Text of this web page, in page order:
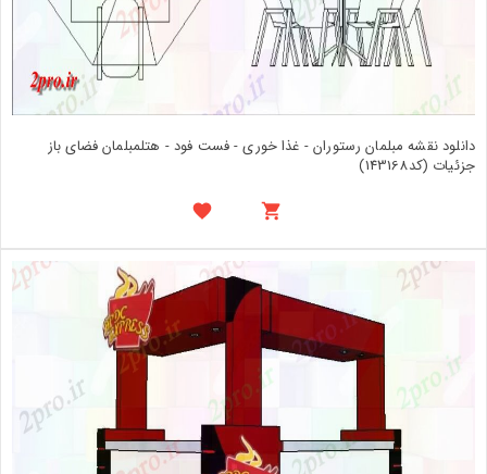
دانلود نقشه مبلمان رستوران - غذا خوری - فست فود - هتلمبلمان فضای باز
جزئیات (کد143168)